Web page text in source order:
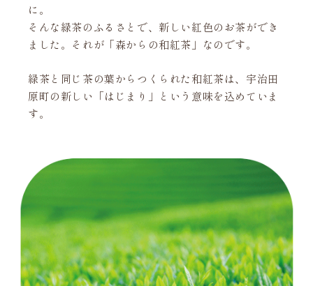
に。
そんな緑茶のふるさとで、新しい紅色のお茶ができ
ました。それが「森からの和紅茶」なのです。
緑茶と同じ茶の葉からつくられた和紅茶は、宇治田
原町の新しい「はじまり」という意味を込めていま
す。